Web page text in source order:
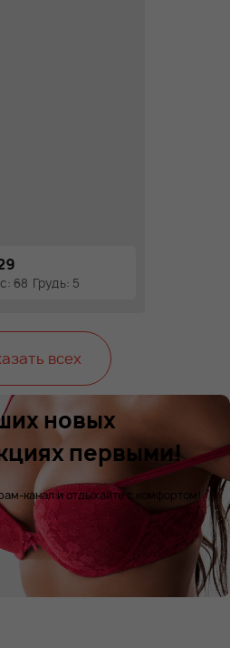
68 Грудь: 5
всех
новых
первыми!
канал и отдыхайте с комфортом!